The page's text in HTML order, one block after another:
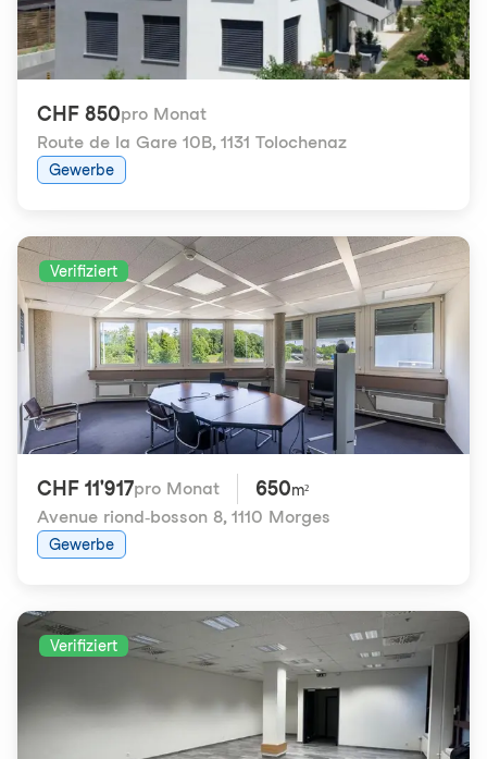
CHF 850pro Monat
Route de la Gare 10B, 1131 Tolochenaz
Gewerbe
Verifiziert
CHF 11'917pro Monat 650m²
Avenue riond-bosson 8, 1110 Morges
Gewerbe
Verifiziert